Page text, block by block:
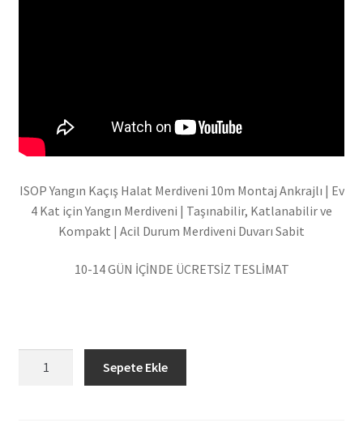
ISOP Yangın Kaçış Halat Merdiveni 10m Montaj Ankrajlı | Ev
4 Kat için Yangın Merdiveni | Taşınabilir, Katlanabilir ve
Kompakt | Acil Durum Merdiveni Duvarı Sabit
10-14 GÜN İÇİNDE ÜCRETSİZ TESLİMAT
Sepete Ekle